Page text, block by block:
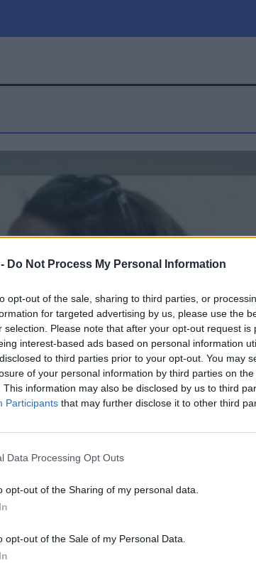
Do Not Process My Personal Information
opt-out of the sale, sharing to third parties, or
for targeted advertising by us, please use the
selection. Please note that after your opt-out request is
interest-based ads based on personal information
to third parties prior to your opt-out. You may
of your personal information by third parties on the
This information may also be disclosed by us to third
Participants that may further disclose it to other third
Data Processing Opt Outs
opt-out of the Sharing of my personal data.
opt-out of the Sale of my Personal Data.
Καιρός
20 κιλά ζωοτροφές ενώ